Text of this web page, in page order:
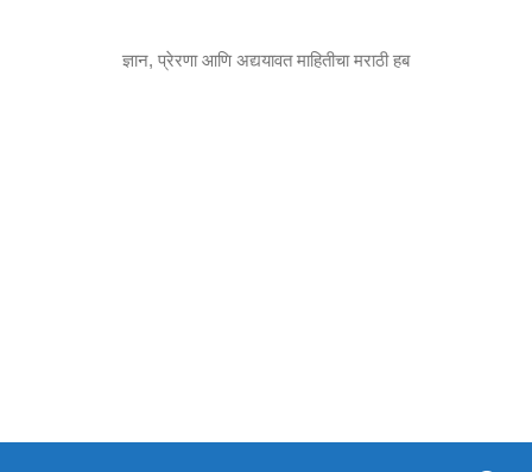
ज्ञान, प्रेरणा आणि अद्ययावत माहितीचा मराठी हब